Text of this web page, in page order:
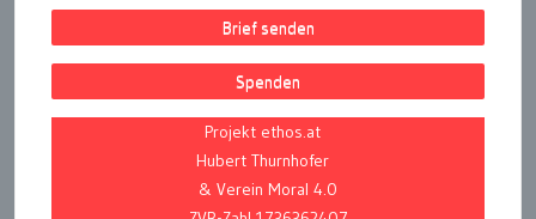
Brief senden
Spenden
Projekt ethos.at
Hubert Thurnhofer
& Verein Moral 4.0